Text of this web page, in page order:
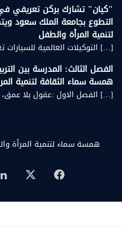
"كيان" تشارك بركن تعريفي
التطوع بجامعة الملك سعود
لتنمية المرأة والطفل
[…] التوكيلات العالمية للسيارات
الفصل الثالث: المدرسة بين
همسة سماء الثقافة لتنمية
[…] الفصل الاول :عقول بلا عمق،
همسة سماء لتنمية المرأة
فيسبوك